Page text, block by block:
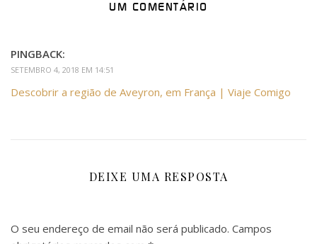
UM COMENTÁRIO
PINGBACK:
SETEMBRO 4, 2018 EM 14:51
Descobrir a região de Aveyron, em França | Viaje Comigo
DEIXE UMA RESPOSTA
O seu endereço de email não será publicado. Campos